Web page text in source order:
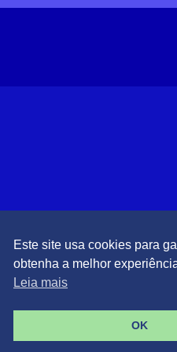
Este site usa cookies para
obtenha a melhor
Leia mais
OK